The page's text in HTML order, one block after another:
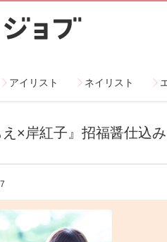
アイリスト ネイリスト
え×岸紅子』招福醤仕込